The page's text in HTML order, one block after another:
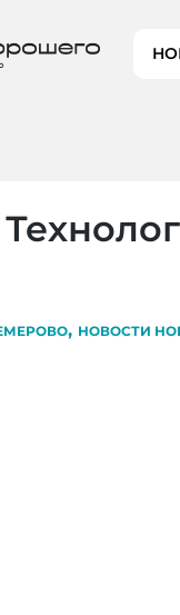
, НОВОСТИ